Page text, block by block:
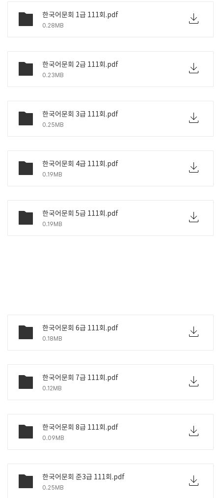
한국어문회 1급 111회.pdf
0.28MB
한국어문회 2급 111회.pdf
0.23MB
한국어문회 3급 111회.pdf
0.25MB
한국어문회 4급 111회.pdf
0.19MB
한국어문회 5급 111회.pdf
0.19MB
한국어문회 6급 111회.pdf
0.18MB
한국어문회 7급 111회.pdf
0.12MB
한국어문회 8급 111회.pdf
0.09MB
한국어문회 준3급 111회.pdf
0.25MB